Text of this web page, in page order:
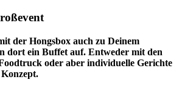
der Hongsbox auch zu Deinem
dort ein Buffet auf. Entweder mit den
oder aber individuelle Gerichte
Konzept.